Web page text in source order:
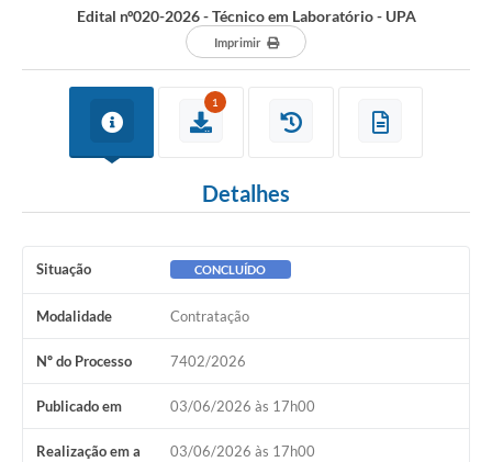
Edital nº020-2026 - Técnico em Laboratório - UPA
Imprimir
1
Detalhes
Situação CONCLUÍDO
Modalidade Contratação
Nº do Processo 7402/2026
Publicado em 03/06/2026 às 17h00
Realização em a
03/06/2026 às 17h00